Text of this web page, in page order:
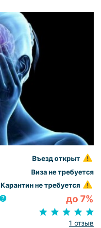
Въезд открыт
Виза не требуется
Карантин не требуется
до 7%
1 отзыв